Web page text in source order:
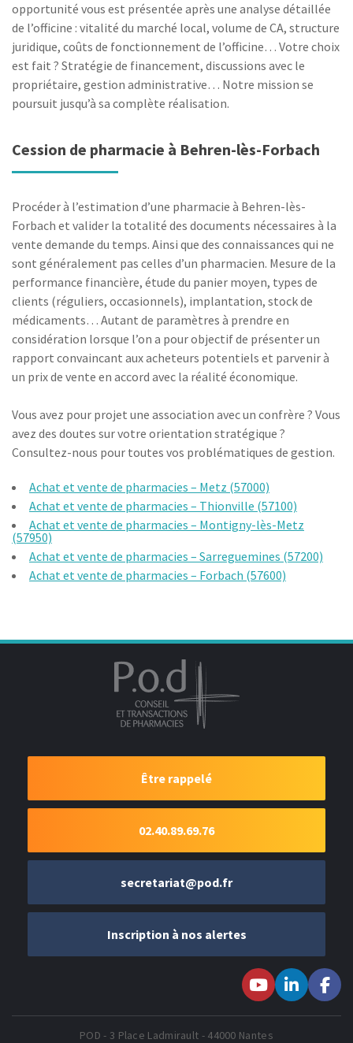
opportunité vous est présentée après une analyse détaillée
de l’officine : vitalité du marché local, volume de CA, structure
juridique, coûts de fonctionnement de l’officine… Votre choix
est fait ? Stratégie de financement, discussions avec le
propriétaire, gestion administrative… Notre mission se
poursuit jusqu’à sa complète réalisation.
Cession de pharmacie à Behren-lès-Forbach
Procéder à l’estimation d’une pharmacie à Behren-lès-
Forbach et valider la totalité des documents nécessaires à la
vente demande du temps. Ainsi que des connaissances qui ne
sont généralement pas celles d’un pharmacien. Mesure de la
performance financière, étude du panier moyen, types de
clients (réguliers, occasionnels), implantation, stock de
médicaments… Autant de paramètres à prendre en
considération lorsque l’on a pour objectif de présenter un
rapport convaincant aux acheteurs potentiels et parvenir à
un prix de vente en accord avec la réalité économique.
Vous avez pour projet une association avec un confrère ? Vous
avez des doutes sur votre orientation stratégique ?
Consultez-nous pour toutes vos problématiques de gestion.
Achat et vente de pharmacies – Metz (57000)
Achat et vente de pharmacies – Thionville (57100)
Achat et vente de pharmacies – Montigny-lès-Metz
(57950)
Achat et vente de pharmacies – Sarreguemines (57200)
Achat et vente de pharmacies – Forbach (57600)
Être rappelé
02.40.89.69.76
secretariat@pod.fr
Inscription à nos alertes
Youtubesur LinkedIn
nous sur
POD - 3 Place Ladmirault - 44000 Nantes